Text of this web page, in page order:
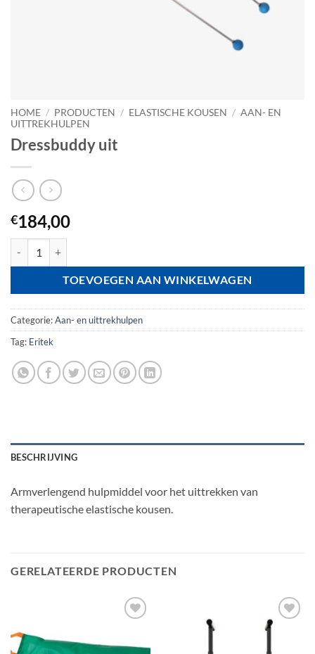
HOME / PRODUCTEN / ELASTISCHE KOUSEN / AAN- EN
UITTREKHULPEN
Dressbuddy uit
€184,00
TOEVOEGEN AAN WINKELWAGEN
Categorie:Aan- en uittrekhulpen
Tag: Eritek
BESCHRIJVING
Armverlengend hulpmiddel voor het uittrekken van
therapeutische elastische kousen.
GERELATEERDE PRODUCTEN
wenslijst
Toevoegen